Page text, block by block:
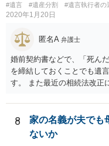
#遺言 #遺産分割 #遺言執行者の
2020年1月20日
匿名A 弁護士
婚前契約書などで、「死ん
を締結しておくことでも遺
す。 また最近の相続法改正
で、その制度を活用する方
視野に入れておられる場合
弁護士にご相談なさるとよ
8
家の名義が夫でも
ないか